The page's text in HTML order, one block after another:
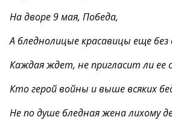
На дворе 9 мая, Победа,
А бледнолицые красавицы еще без
Каждая ждет, не пригласит ли ее
Кто герой войны и выше всяких
Не по душе бледная жена лихому